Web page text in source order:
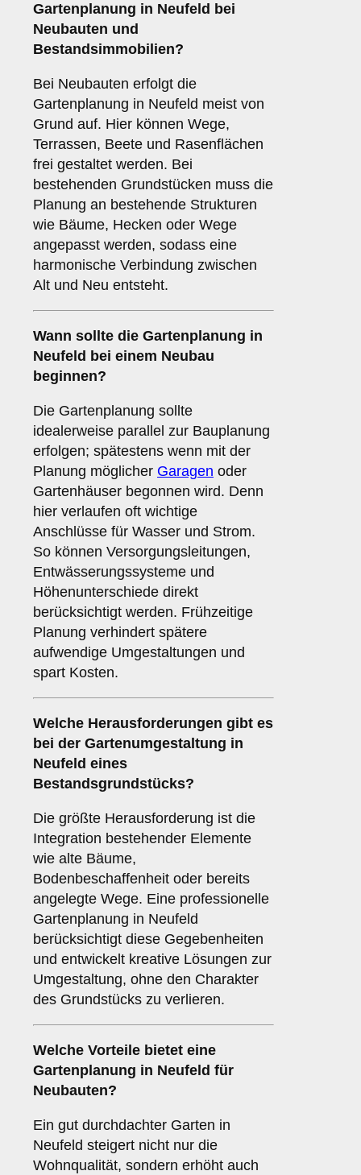
Gartenplanung in Neufeld bei
Neubauten und
Bestandsimmobilien?
Bei Neubauten erfolgt die
Gartenplanung in Neufeld meist von
Grund auf. Hier können Wege,
Terrassen, Beete und Rasenflächen
frei gestaltet werden. Bei
bestehenden Grundstücken muss die
Planung an bestehende Strukturen
wie Bäume, Hecken oder Wege
angepasst werden, sodass eine
harmonische Verbindung zwischen
Alt und Neu entsteht.
Wann sollte die Gartenplanung in
Neufeld bei einem Neubau
beginnen?
Die Gartenplanung sollte
idealerweise parallel zur Bauplanung
erfolgen; spätestens wenn mit der
Planung möglicher Garagen oder
Gartenhäuser begonnen wird. Denn
hier verlaufen oft wichtige
Anschlüsse für Wasser und Strom.
So können Versorgungsleitungen,
Entwässerungssysteme und
Höhenunterschiede direkt
berücksichtigt werden. Frühzeitige
Planung verhindert spätere
aufwendige Umgestaltungen und
spart Kosten.
Welche Herausforderungen gibt es
bei der Gartenumgestaltung in
Neufeld eines
Bestandsgrundstücks?
Die größte Herausforderung ist die
Integration bestehender Elemente
wie alte Bäume,
Bodenbeschaffenheit oder bereits
angelegte Wege. Eine professionelle
Gartenplanung in Neufeld
berücksichtigt diese Gegebenheiten
und entwickelt kreative Lösungen zur
Umgestaltung, ohne den Charakter
des Grundstücks zu verlieren.
Welche Vorteile bietet eine
Gartenplanung in Neufeld für
Neubauten?
Ein gut durchdachter Garten in
Neufeld steigert nicht nur die
Wohnqualität, sondern erhöht auch